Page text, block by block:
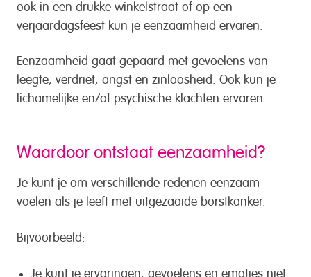
ook in een drukke winkelstraat of op een
verjaardagsfeest kun je eenzaamheid ervaren.
Eenzaamheid gaat gepaard met gevoelens van
leegte, verdriet, angst en zinloosheid. Ook kun je
lichamelijke en/of psychische klachten ervaren.
Waardoor ontstaat eenzaamheid?
Je kunt je om verschillende redenen eenzaam
voelen als je leeft met uitgezaaide borstkanker.
Bijvoorbeeld:
Je kunt je ervaringen, gevoelens en emoties niet